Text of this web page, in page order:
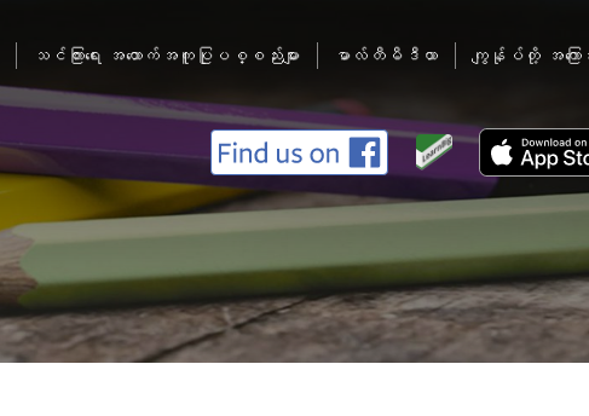
သင်ကြားရေး အထောက်အကူပြုပစ္စည်းများ မာလ်တီမီဒီယာ ကျွန်ုပ်တို့ အကြော